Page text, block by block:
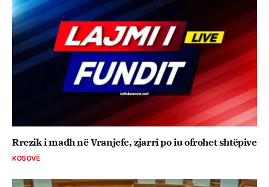
Rrezik i madh në Vranjefc, zjarri po iu ofrohet shtëpive
KOSOVË